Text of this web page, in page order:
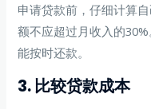
申请贷款前，仔细计算
额不应超过月收入的
能按时还款。
3. 比较贷款成本